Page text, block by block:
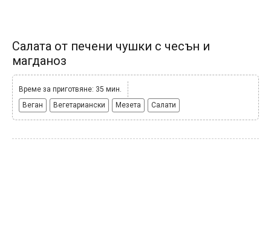
Салата от печени чушки с чесън и
магданоз
Време за приготвяне: 35 мин.
Веган
Вегетариански Мезета Салати